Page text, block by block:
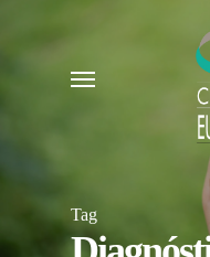
Menu
Tag